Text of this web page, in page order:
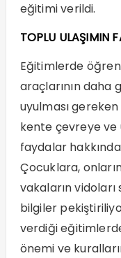
eğitimi verildi.
TOPLU ULAŞIMIN
Eğitimlerde
araçlarının daha
uyulması
kente çevreye ve
faydalar
Çocuklara,
vakaların
bilgiler
verdiği
önemi ve